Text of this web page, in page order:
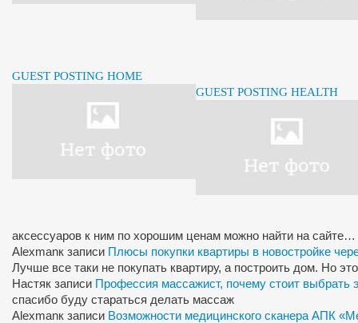
GUEST POSTING HOME
GUEST POSTING HEALTH
аксессуаров к ним по хорошим ценам можно найти на сайте…
Alexmanк записи Плюсы покупки квартиры в новостройке
Лучше все таки не покупать квартиру, а построить дом. Но
Настяк записи Профессия массажист, почему стоит выбрать
спасибо буду стараться делать массаж
Alexmanк записи Возможности медицинского сканера АПК